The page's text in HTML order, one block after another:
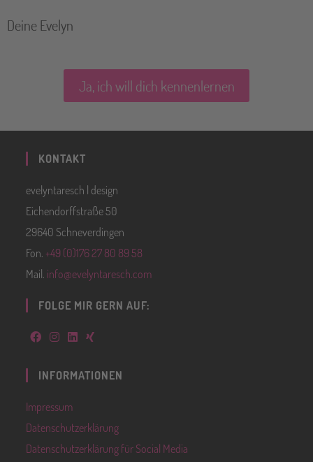
Deine Evelyn
Ja, ich will dich kennenlernen
KONTAKT
evelyntaresch | design
Eichendorffstraße 50
29640 Schneverdingen
Fon.+49 (0)176 27 80 89 58
Mail. info@evelyntaresch.com
FOLGE MIR GERN AUF:
INFORMATIONEN
Impressum
Datenschutzerklärung
Datenschutzerklärung für Social Media